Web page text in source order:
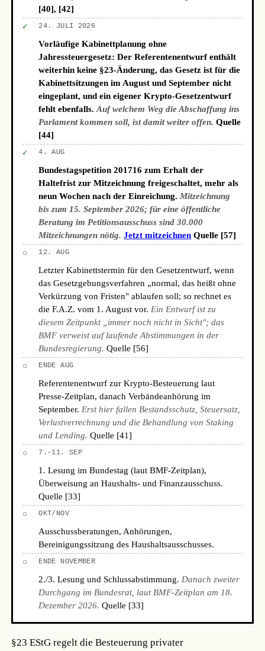
[40], [42]
✓ 24. JULI 2026
Vorläufige Kabinettplanung ohne
Jahressteuergesetz: Der Referentenentwurf enthält
weiterhin keine §23-Änderung, das Gesetz ist für die
Kabinettsitzungen im August und September nicht
eingeplant, und ein eigener Krypto-Gesetzentwurf
fehlt ebenfalls.Auf welchem Weg die Abschaffung ins
Parlament kommen soll, ist damit weiter offen. Quelle
[44]
✓ 4. AUG
Bundestagspetition 201716 zum Erhalt der
Haltefrist zur Mitzeichnung freigeschaltet, mehr als
neun Wochen nach der Einreichung. Mitzeichnung
bis zum 15. September 2026; für eine öffentliche
Beratung im Petitionsausschuss sind 30.000
Mitzeichnungen nötig. Jetzt mitzeichnen Quelle [57]
○ 12. AUG
Letzter Kabinettstermin für den Gesetzentwurf, wenn
das Gesetzgebungsverfahren „normal, das heißt ohne
Verkürzung von Fristen" ablaufen soll; so rechnet es
die F.A.Z. vom 1. August vor. Ein Entwurf ist zu
diesem Zeitpunkt „immer noch nicht in Sicht"; das
BMF verweist auf laufende Abstimmungen in der
Bundesregierung. Quelle [56]
○ ENDE AUG
Referentenentwurf zur Krypto-Besteuerung laut
Presse-Zeitplan, danach Verbändeanhörung im
September. Erst hier fallen Bestandsschutz, Steuersatz,
Verlustverrechnung und die Behandlung von Staking
und Lending. Quelle [41]
○ 7.–11. SEP
1. Lesung im Bundestag (laut BMF-Zeitplan),
Überweisung an Haushalts- und Finanzausschuss.
Quelle [33]
○ OKT/NOV
Ausschussberatungen, Anhörungen,
Bereinigungssitzung des Haushaltsausschusses.
○ ENDE NOVEMBER
2./3. Lesung und Schlussabstimmung. Danach zweiter
Durchgang im Bundesrat, laut BMF-Zeitplan am 18.
Dezember 2026. Quelle [33]
§23 EStG regelt die Besteuerung privater